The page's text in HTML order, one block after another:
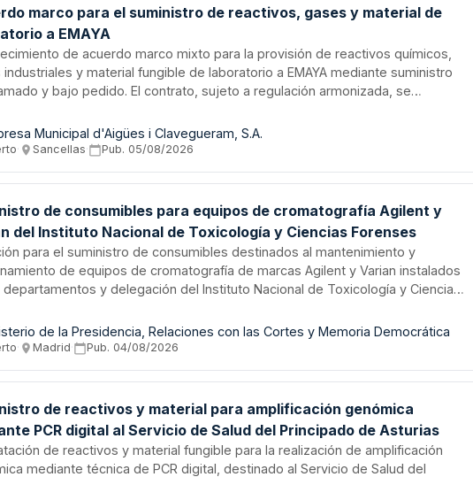
marco para el suministro de reactivos, gases y material de
a EMAYA
de acuerdo marco mixto para la provisión de reactivos químicos,
industriales y material fungible de laboratorio a EMAYA mediante suministro
y bajo pedido. El contrato, sujeto a regulación armonizada, se
licitación, con duración inicial de tres años y adjudicación a través de criterios
y técnicos. Los proveedores deberán acreditar solvencia económica y
Municipal d'Aigües i Clavegueram, S.A.
· Sancellas· Pub. 05/08/2026
de consumibles para equipos de cromatografía Agilent y
del Instituto Nacional de Toxicología y Ciencias Forenses
para el suministro de consumibles destinados al mantenimiento y
de equipos de cromatografía de marcas Agilent y Varian instalados
departamentos y delegación del Instituto Nacional de Toxicología y Ciencias
químicos y toxicológicos forenses, necesarios para la investigación
de sustancias decomisadas, análisis de drogas de abuso y determinación
de la Presidencia, Relaciones con las Cortes y Memoria Democrática
· Madrid· Pub. 04/08/2026
de reactivos y material para amplificación genómica
PCR digital al Servicio de Salud del Principado de Asturias
de reactivos y material fungible para la realización de amplificación
mediante técnica de PCR digital, destinado al Servicio de Salud del